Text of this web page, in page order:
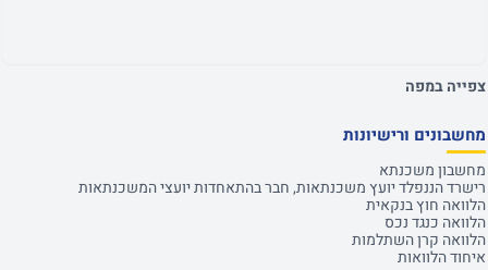
צפייה במפה
מחשבונים ורישיונות
מחשבון משכנתא
רישרד הננפלד יועץ משכנתאות, חבר בהתאחדות יועצי המשכנתאות
הלוואה חוץ בנקאית
הלוואה כנגד נכס
הלוואה קרן השתלמות
איחוד הלוואות